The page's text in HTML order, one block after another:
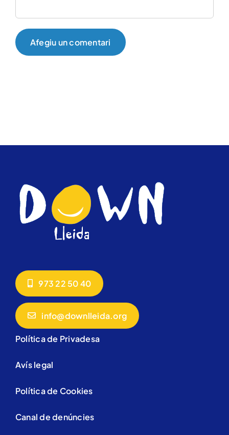
973 22 50 40
info@downlleida.org
Política de Privadesa
Avís legal
Política de Cookies
Canal de denúncies